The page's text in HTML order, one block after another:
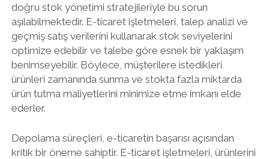
doğru stok yönetimi stratejileriyle bu sorun
aşılabilmektedir. E-ticaret işletmeleri, talep analizi ve
geçmiş satış verilerini kullanarak stok seviyelerini
optimize edebilir ve talebe göre esnek bir yaklaşım
benimseyebilir. Böylece, müşterilere istedikleri
ürünleri zamanında sunma ve stokta fazla miktarda
ürün tutma maliyetlerini minimize etme imkanı elde
ederler.
Depolama süreçleri, e-ticaretin başarısı açısından
kritik bir öneme sahiptir. E-ticaret işletmeleri, ürünlerini